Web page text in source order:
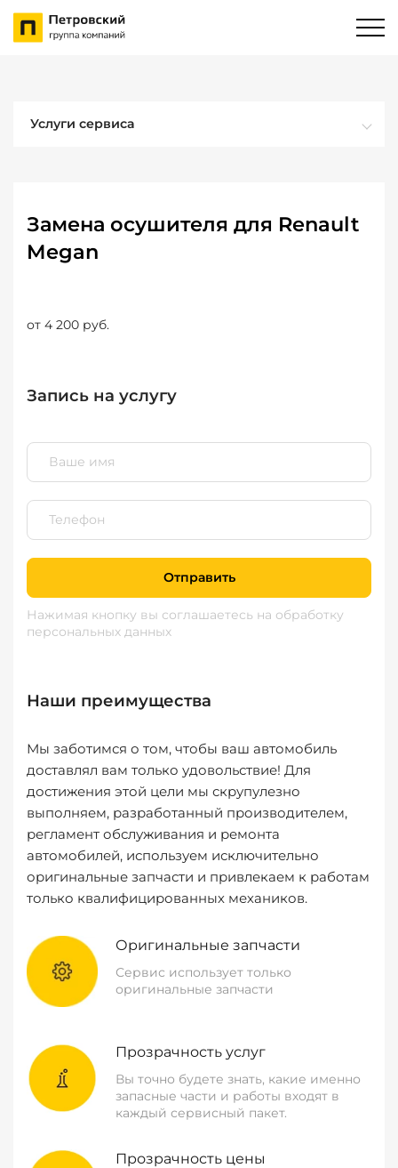
Услуги сервиса
Замена осушителя для Renault
Megan
от 4 200 руб.
Запись на услугу
Отправить
Нажимая кнопку вы соглашаетесь на обработку
персональных данных
Наши преимущества
Мы заботимся о том, чтобы ваш автомобиль
доставлял вам только удовольствие! Для
достижения этой цели мы скрупулезно
выполняем, разработанный производителем,
регламент обслуживания и ремонта
автомобилей, используем исключительно
оригинальные запчасти и привлекаем к работам
только квалифицированных механиков.
Оригинальные запчасти
Сервис использует только
оригинальные запчасти
Прозрачность услуг
Вы точно будете знать, какие именно
запасные части и работы входят в
каждый сервисный пакет.
Прозрачность цены